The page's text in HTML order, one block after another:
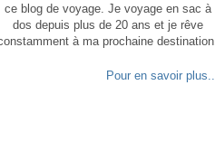
ce blog de voyage. Je voyage en sac à
dos depuis plus de 20 ans et je rêve
à ma prochaine destination.
Pour en savoir plus...